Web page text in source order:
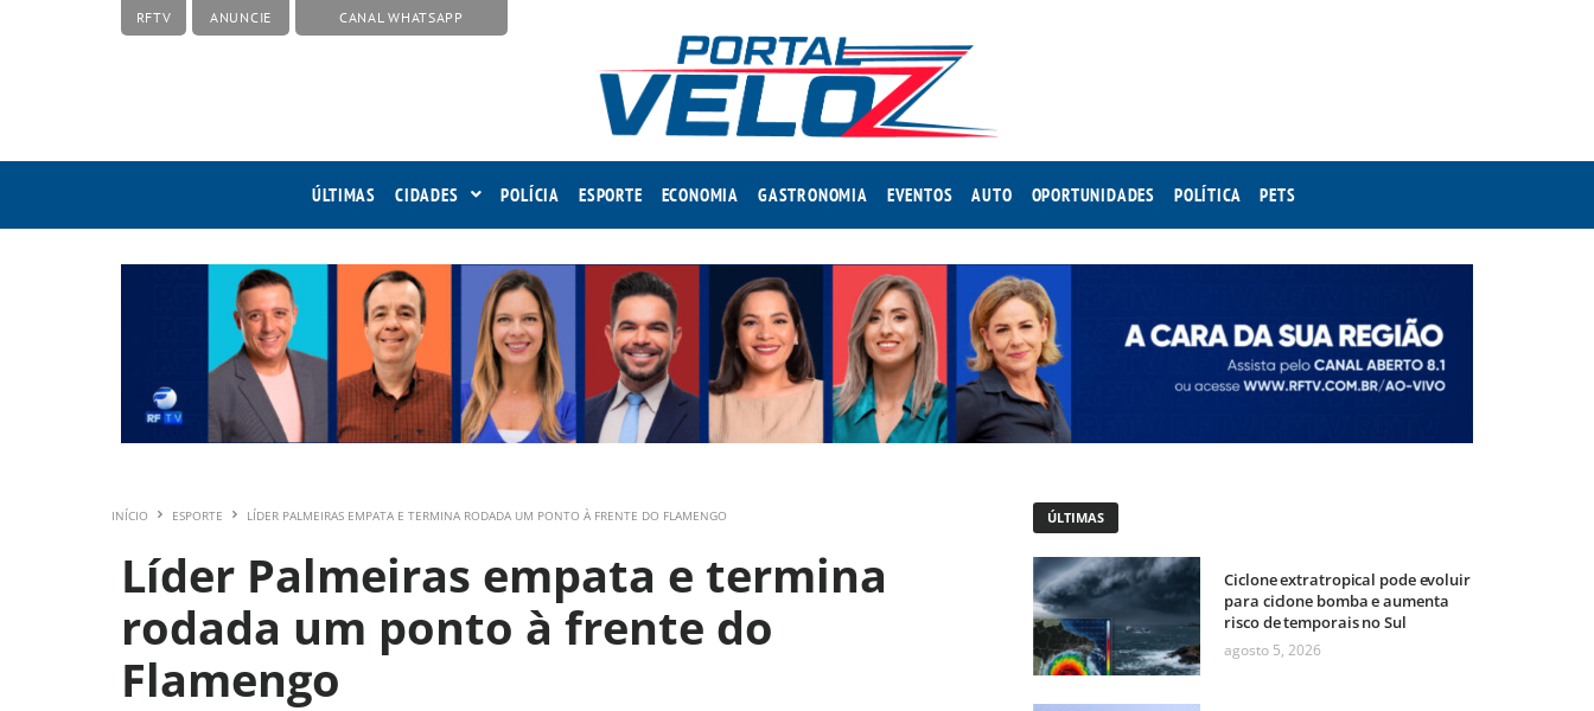
RFTV ANUNCIE CANAL WHATSAPP
ÚLTIMAS CIDADES POLÍCIA ESPORTE ECONOMIA GASTRONOMIA EVENTOS AUTO OPORTUNIDADES POLÍTICA PETS
INÍCIO ESPORTE LÍDER PALMEIRAS EMPATA E TERMINA RODADA UM PONTO À FRENTE DO FLAMENGO
Líder Palmeiras empata e termina
rodada um ponto à frente do
Flamengo
ÚLTIMAS
Ciclone extratropical pode evoluir
para ciclone bomba e aumenta
risco de temporais no Sul
agosto 5, 2026